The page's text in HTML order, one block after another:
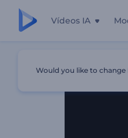
Vídeos IA
Would you like to change